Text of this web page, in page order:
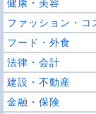
健康・美容
ファッション・コ
フード・外食
法律・会計
建設・不動産
金融・保険